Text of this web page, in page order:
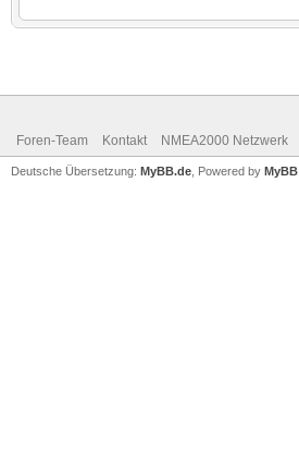
Foren-Team Kontakt NMEA2000 Netzwerk
Deutsche Übersetzung: MyBB.de , Powered by MyBB